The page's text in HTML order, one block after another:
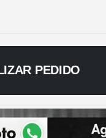
PEDIDO